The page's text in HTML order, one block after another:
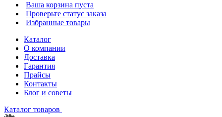
Ваша корзина пуста
Проверьте статус заказа
Избранные товары
Каталог
О компании
Доставка
Гарантия
Прайсы
Контакты
Блог и советы
Каталог товаров